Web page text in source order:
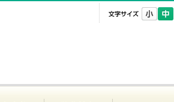
文字サイズ
平泉について農畜産物 営農情報